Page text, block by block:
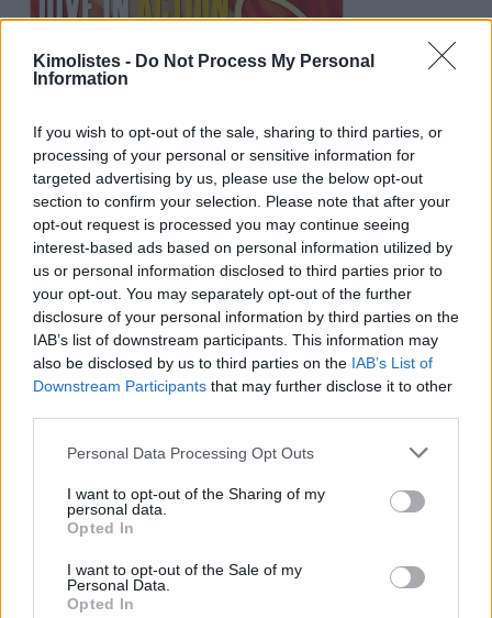
Kimolistes - Do Not Process My Personal
Information
If you wish to opt-out of the sale, sharing to third parties, or
processing of your personal or sensitive information for
targeted advertising by us, please use the below opt-out
section to confirm your selection. Please note that after your
opt-out request is processed you may continue seeing
interest-based ads based on personal information utilized by
us or personal information disclosed to third parties prior to
your opt-out. You may separately opt-out of the further
disclosure of your personal information by third parties on the
IAB’s list of downstream participants. This information may
also be disclosed by us to third parties on the IAB’s List of
Downstream Participants that may further disclose it to other
Please note that this website/app uses one or more Google
not limited to your visit or usage behaviour. You may click to
grant or deny consent to Google and its third-party tags to
use your data for below specified purposes in below Google
consent section.
Personal Data Processing Opt Outs
I want to opt-out of the Sharing of my
personal data.
Opted In
I want to opt-out of the Sale of my
Personal Data.
Opted In